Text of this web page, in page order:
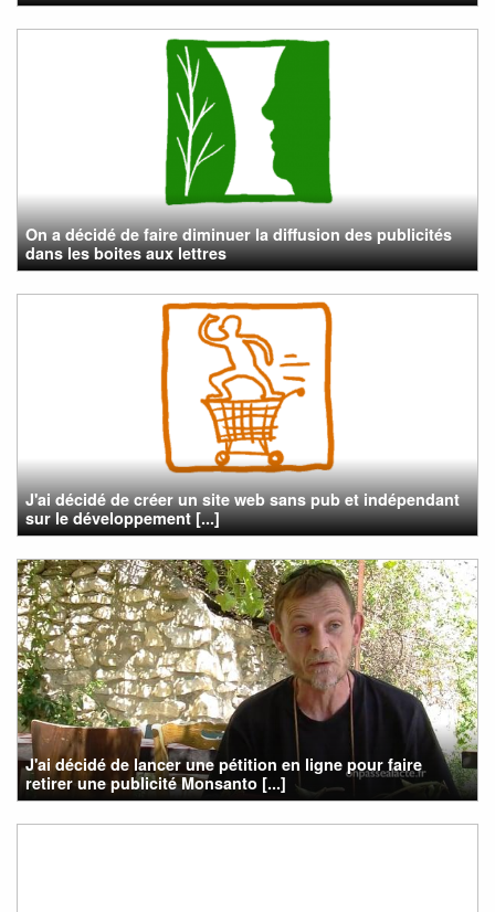
On a décidé de faire diminuer la diffusion des publicités
dans les boites aux lettres
J'ai décidé de créer un site web sans pub et indépendant
sur le développement [...]
J'ai décidé de lancer une pétition en ligne pour faire
retirer une publicité Monsanto [...]